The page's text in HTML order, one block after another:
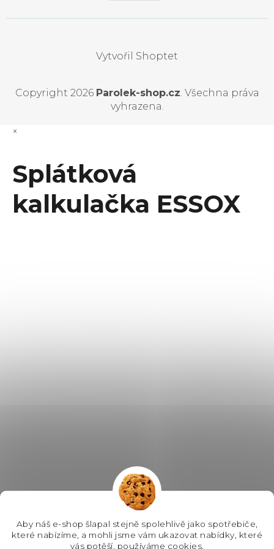
Aby náš e-shop šlapal stejně spolehlivě jako spotřebiče,
které nabízíme, a mohli jsme vám ukazovat nabídky, které
vás potěší, používáme cookies.
Vytvořil Shoptet
Copyright 2026 Parolek-shop.cz. Všechna práva
vyhrazena.
×
Splátková
kalkulačka ESSOX